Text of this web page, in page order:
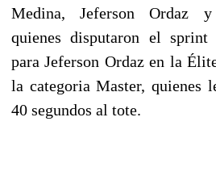
Medina, Jeferson Ordaz y
quienes disputaron el
para Jeferson Ordaz en la
la categoria Master, quienes
40 segundos al tote.